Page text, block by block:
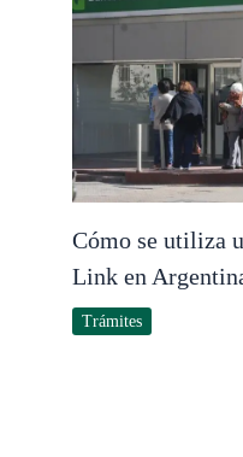
Cómo se utiliza
Link en
Trámites